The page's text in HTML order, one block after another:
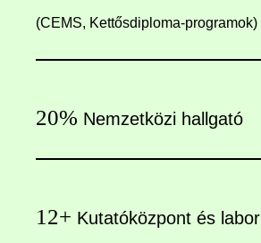
(CEMS, Kettősdiploma-programok)
20% Nemzetközi hallgató
12+ Kutatóközpont és labor